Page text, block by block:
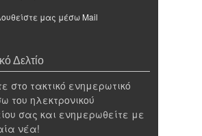
μας μέσω Mail
Δελτίο
στο τακτικό ενημερωτικό
του ηλεκτρονικού
σας και ενημερωθείτε με
νέα!